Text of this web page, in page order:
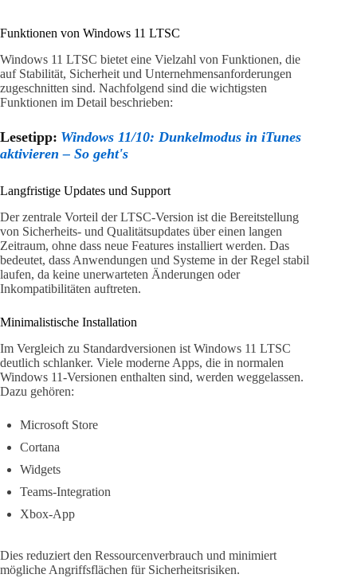
Funktionen von Windows 11 LTSC
Windows 11 LTSC bietet eine Vielzahl von Funktionen, die
auf Stabilität, Sicherheit und Unternehmensanforderungen
zugeschnitten sind. Nachfolgend sind die wichtigsten
Funktionen im Detail beschrieben:
Lesetipp: Windows 11/10: Dunkelmodus in iTunes
aktivieren – So geht's
Langfristige Updates und Support
Der zentrale Vorteil der LTSC-Version ist die Bereitstellung
von Sicherheits- und Qualitätsupdates über einen langen
Zeitraum, ohne dass neue Features installiert werden. Das
bedeutet, dass Anwendungen und Systeme in der Regel stabil
laufen, da keine unerwarteten Änderungen oder
Inkompatibilitäten auftreten.
Minimalistische Installation
Im Vergleich zu Standardversionen ist Windows 11 LTSC
deutlich schlanker. Viele moderne Apps, die in normalen
Windows 11-Versionen enthalten sind, werden weggelassen.
Dazu gehören:
Microsoft Store
Cortana
Widgets
Teams-Integration
Xbox-App
Dies reduziert den Ressourcenverbrauch und minimiert
mögliche Angriffsflächen für Sicherheitsrisiken.